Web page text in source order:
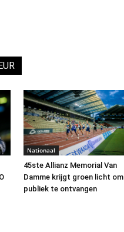
Nationaal
45ste Allianz Memorial Van
Damme krijgt groen licht om
publiek te ontvangen